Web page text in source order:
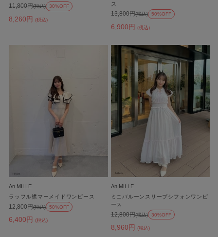
8,260円 (税込)
11,800円(税込) 30%OFF
ス
6,900円 (税込)
13,800円(税込) 50%OFF
An MILLE
ラッフル襟マーメイドワンピース
6,400円 (税込)
12,800円(税込) 50%OFF
An MILLE
ミニバルーンスリーブシフォンワンピ
ース
8,960円 (税込)
12,800円(税込) 30%OFF